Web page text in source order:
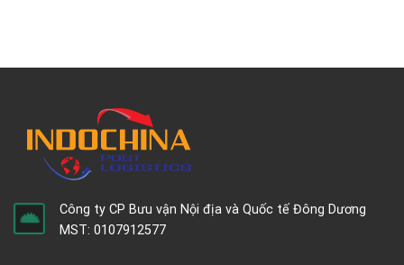
Công ty CP Bưu vận Nội địa và Quốc tế Đông Dương
MST: 0107912577